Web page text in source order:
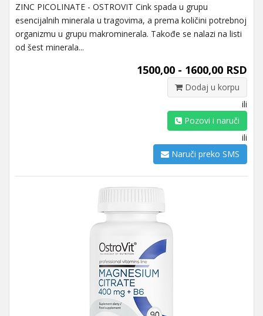
ZINC PICOLINATE - OSTROVIT Cink spada u grupu
esencijalnih minerala u tragovima, a prema količini potrebnoj
organizmu u grupu makrominerala. Takođe se nalazi na listi
od šest minerala...
1500,00 - 1600,00 RSD
Dodaj u korpu
ili
Pozovi i naruči
ili
Naruči preko SMS